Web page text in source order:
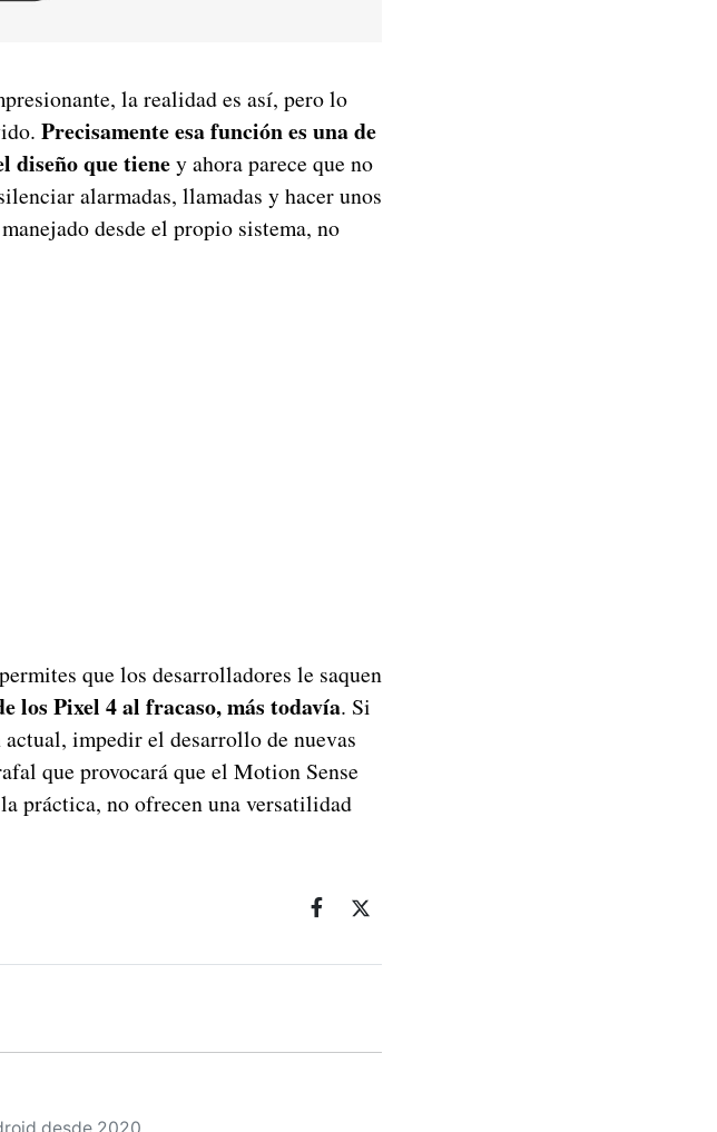
la realidad es así, pero lo
Precisamente esa función es una de
diseño que tieney ahora parece que no
alarmadas, llamadas y hacer unos
desde el propio sistema, no
que los desarrolladores le saquen
los Pixel 4 al fracaso, más todavía. Si
impedir el desarrollo de nuevas
que provocará que el Motion Sense
práctica, no ofrecen una versatilidad